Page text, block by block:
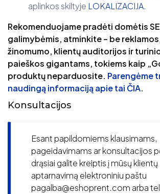
aplinkos skiltyje LOKALIZACIJA.
Rekomenduojame pradėti domėtis
galimybėmis, atminkite – be
žinomumo, klientų auditorijos ir
paieškos gigantams, tokiems kaip
produktų neparduosite. Parengėme
naudingą informaciją apie tai ČIA.
Konsultacijos
Esant papildomiems klausimams,
pageidavimams ar konsultacijos
drąsiai galite kreiptis į mūsų klientų
aptarnavimą elektroniniu paštu
pagalba@eshoprent.com arba